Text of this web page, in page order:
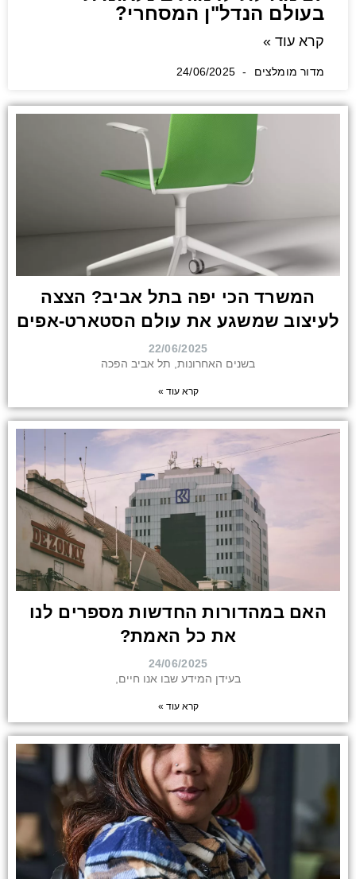
בעולם הנדל"ן המסחרי?
קרא עוד »
מדור מומלצים 24/06/2025
המשרד הכי יפה בתל אביב? הצצה
לעיצוב שמשגע את עולם הסטארט-אפים
22/06/2025
בשנים האחרונות, תל אביב הפכה
קרא עוד »
האם במהדורות החדשות מספרים לנו
את כל האמת?
24/06/2025
בעידן המידע שבו אנו חיים,
קרא עוד »